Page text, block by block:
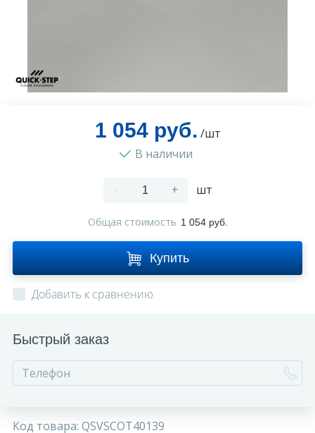
1 054 руб. /шт
В наличии
- + шт
Общая стоимость 1 054 руб.
Купить
Добавить к сравнению
Быстрый заказ
Код товара: QSVSCOT40139
Монтаж